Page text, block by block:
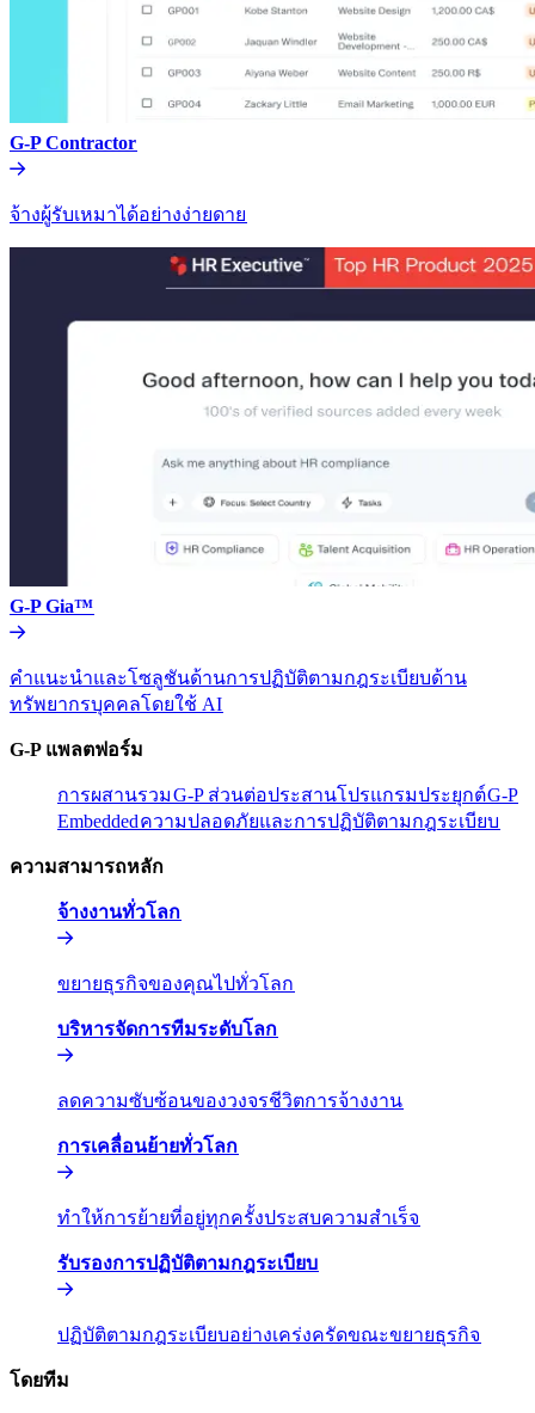
G-P Contractor​​
จ้างผู้รับเหมาได้อย่างง่ายดาย​​
G-P Gia™​​
คำแนะนำและโซลูชันด้านการปฏิบัติตามกฎระเบียบด้าน
ทรัพยากรบุคคลโดยใช้ AI​​
G-P แพลตฟอร์ม​​
การผสานรวม​​G-P ส่วนต่อประสานโปรแกรมประยุกต์​​G-P
Embedded​​ความปลอดภัยและการปฏิบัติตามกฎระเบียบ​​
ความสามารถหลัก​​
จ้างงานทั่วโลก​​
ขยายธุรกิจของคุณไปทั่วโลก​​
บริหารจัดการทีมระดับโลก​​
ลดความซับซ้อนของวงจรชีวิตการจ้างงาน​​
การเคลื่อนย้ายทั่วโลก​​
ทำให้การย้ายที่อยู่ทุกครั้งประสบความสำเร็จ​​
รับรองการปฏิบัติตามกฎระเบียบ​​
ปฏิบัติตามกฎระเบียบอย่างเคร่งครัดขณะขยายธุรกิจ​​
โดยทีม​​